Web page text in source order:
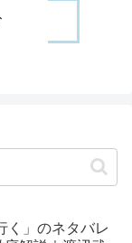
く」のネタバレ